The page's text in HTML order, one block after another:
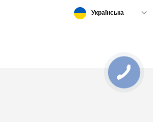
Українська